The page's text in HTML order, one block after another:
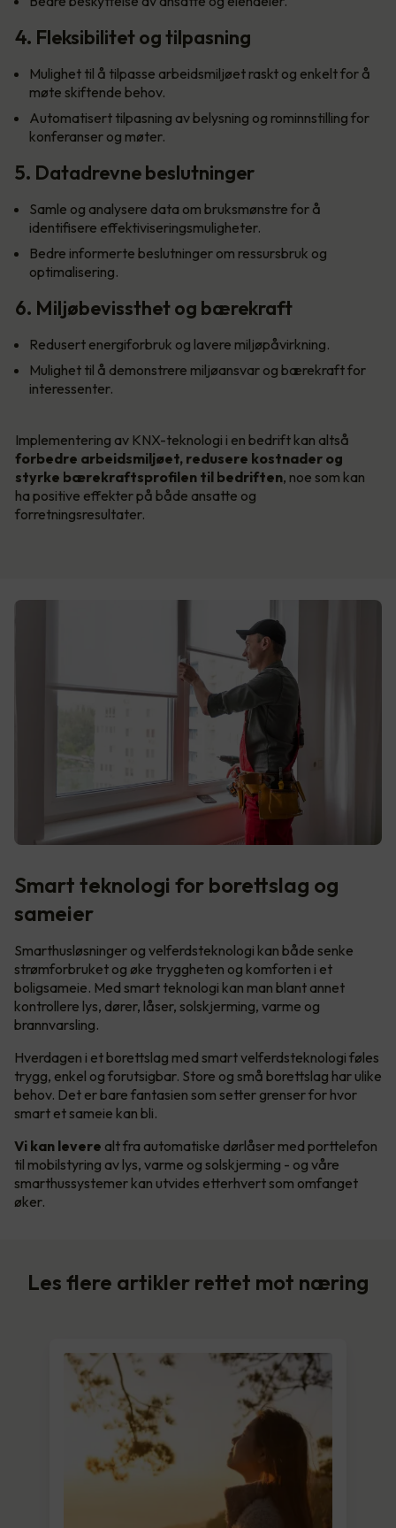
4. Fleksibilitet og tilpasning
Mulighet til å tilpasse arbeidsmiljøet raskt og enkelt for å
møte skiftende behov.
Automatisert tilpasning av belysning og rominnstilling for
konferanser og møter.
5. Datadrevne beslutninger
Samle og analysere data om bruksmønstre for å
identifisere effektiviseringsmuligheter.
Bedre informerte beslutninger om ressursbruk og
optimalisering.
6. Miljøbevissthet og bærekraft
Redusert energiforbruk og lavere miljøpåvirkning.
Mulighet til å demonstrere miljøansvar og bærekraft for
interessenter.
Implementering av KNX-teknologi i en bedrift kan altså
forbedre arbeidsmiljøet, redusere kostnader og
styrke bærekraftsprofilen til bedriften, noe som kan
ha positive effekter på både ansatte og
forretningsresultater.
Smart teknologi for borettslag og
sameier
Smarthusløsninger og velferdsteknologi kan både senke
strømforbruket og øke tryggheten og komforten i et
boligsameie. Med smart teknologi kan man blant annet
kontrollere lys, dører, låser, solskjerming, varme og
brannvarsling.
Hverdagen i et borettslag med smart velferdsteknologi føles
trygg, enkel og forutsigbar. Store og små borettslag har ulike
behov. Det er bare fantasien som setter grenser for hvor
smart et sameie kan bli.
Vi kan levere alt fra automatiske dørlåser med porttelefon
til mobilstyring av lys, varme og solskjerming - og våre
smarthussystemer kan utvides etterhvert som omfanget
øker.
Les flere artikler rettet mot næring